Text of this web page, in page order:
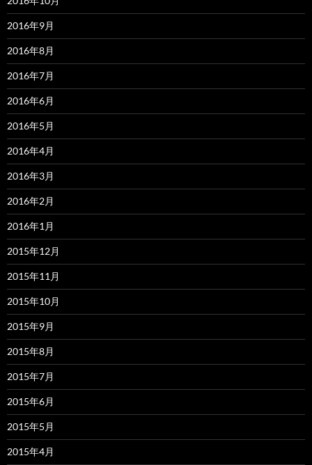
2016年9月
2016年8月
2016年7月
2016年6月
2016年5月
2016年4月
2016年3月
2016年2月
2016年1月
2015年12月
2015年11月
2015年10月
2015年9月
2015年8月
2015年7月
2015年6月
2015年5月
2015年4月